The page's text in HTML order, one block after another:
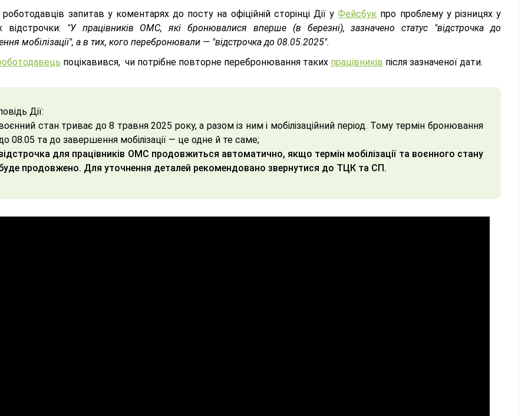
запитав у коментарях до посту на офіційній сторінці Дії уФейсбук про проблему у різницях у
відстрочки: "У працівників ОМС, які бронювалися вперше (в березні), зазначено статус "відстрочка до
мобілізації", а в тих, кого перебронювали — "відстрочка до 08.05.2025".
поцікавився, чи потрібне повторне перебронювання таких працівників після зазначеної дати.
Дії:
стан триває до 8 травня 2025 року, а разом із ним і мобілізаційний період. Тому термін бронювання
08.05 та до завершення мобілізації — це одне й те саме;
для працівників ОМС продовжиться автоматично, якщо термін мобілізації та воєнного стану
продовжено. Для уточнення деталей рекомендовано звернутися до ТЦК та СП.